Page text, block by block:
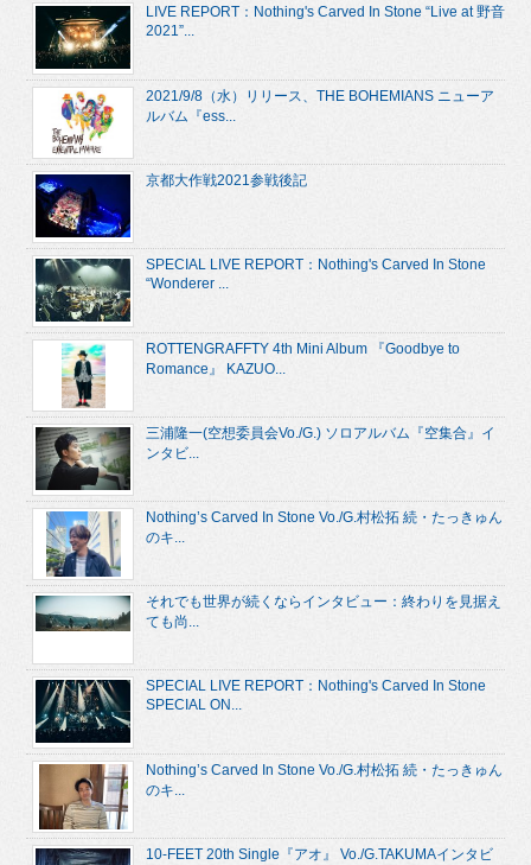
LIVE REPORT：Nothing's Carved In Stone “Live at 野音
2021”...
2021/9/8（水）リリース、THE BOHEMIANS ニューア
ルバム『ess...
京都大作戦2021参戦後記
SPECIAL LIVE REPORT：Nothing's Carved In Stone
“Wonderer ...
ROTTENGRAFFTY 4th Mini Album 『Goodbye to
Romance』 KAZUO...
三浦隆一(空想委員会Vo./G.) ソロアルバム『空集合』イ
ンタビ...
Nothing’s Carved In Stone Vo./G.村松拓 続・たっきゅん
のキ...
それでも世界が続くならインタビュー：終わりを見据え
ても尚...
SPECIAL LIVE REPORT：Nothing's Carved In Stone
SPECIAL ON...
Nothing’s Carved In Stone Vo./G.村松拓 続・たっきゅん
のキ...
10-FEET 20th Single『アオ』 Vo./G.TAKUMAインタビ